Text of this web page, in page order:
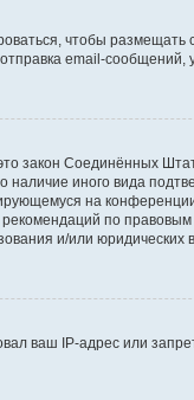
чтобы
email-сообщений,
закон Соединённых
иного вида
на
по
и/или юридических
ваш IP-адрес или